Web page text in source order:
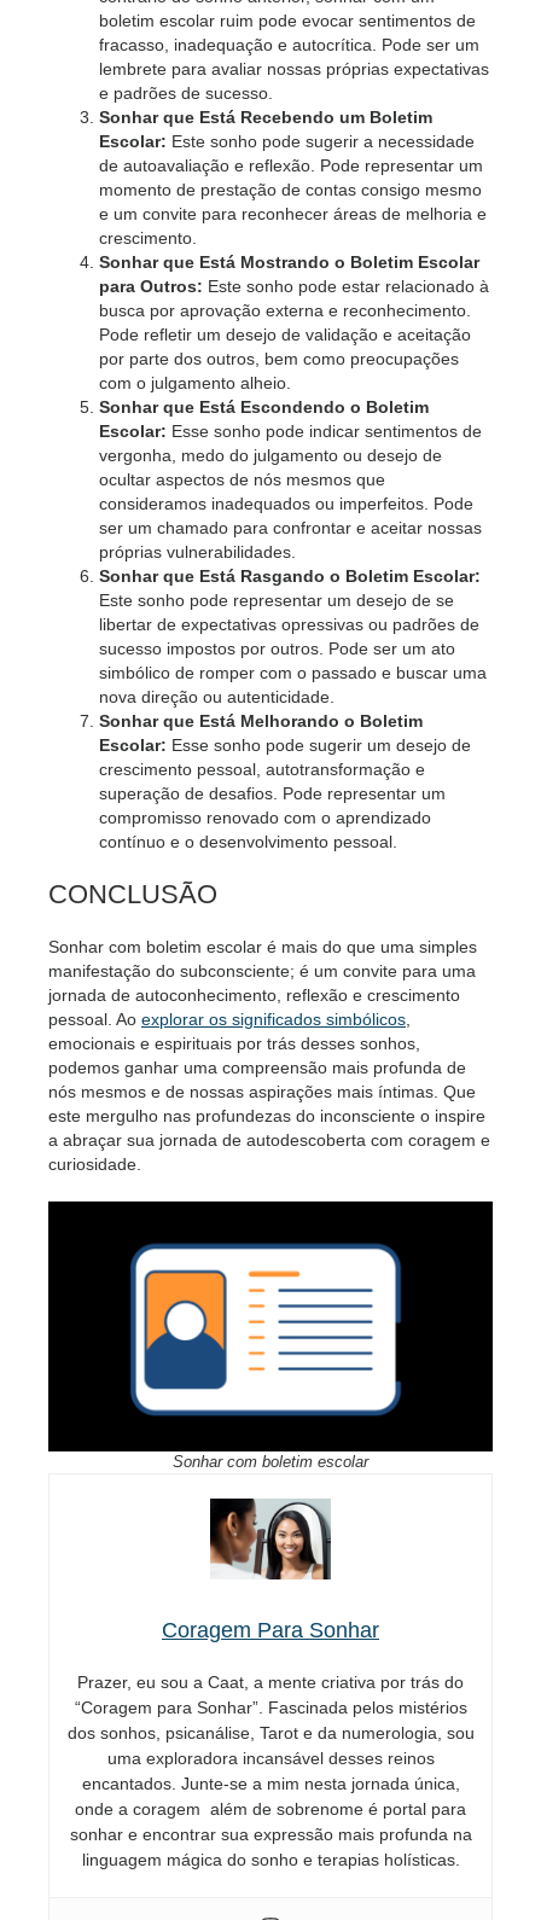
boletim escolar ruim pode evocar sentimentos de
fracasso, inadequação e autocrítica. Pode ser um
lembrete para avaliar nossas próprias expectativas
e padrões de sucesso.
Sonhar que Está Recebendo um Boletim
Escolar: Este sonho pode sugerir a necessidade
de autoavaliação e reflexão. Pode representar um
momento de prestação de contas consigo mesmo
e um convite para reconhecer áreas de melhoria e
crescimento.
Sonhar que Está Mostrando o Boletim Escolar
para Outros: Este sonho pode estar relacionado à
busca por aprovação externa e reconhecimento.
Pode refletir um desejo de validação e aceitação
por parte dos outros, bem como preocupações
com o julgamento alheio.
Sonhar que Está Escondendo o Boletim
Escolar: Esse sonho pode indicar sentimentos de
vergonha, medo do julgamento ou desejo de
ocultar aspectos de nós mesmos que
consideramos inadequados ou imperfeitos. Pode
ser um chamado para confrontar e aceitar nossas
próprias vulnerabilidades.
Sonhar que Está Rasgando o Boletim Escolar:
Este sonho pode representar um desejo de se
libertar de expectativas opressivas ou padrões de
sucesso impostos por outros. Pode ser um ato
simbólico de romper com o passado e buscar uma
nova direção ou autenticidade.
Sonhar que Está Melhorando o Boletim
Escolar: Esse sonho pode sugerir um desejo de
crescimento pessoal, autotransformação e
superação de desafios. Pode representar um
compromisso renovado com o aprendizado
contínuo e o desenvolvimento pessoal.
CONCLUSÃO
Sonhar com boletim escolar é mais do que uma simples
manifestação do subconsciente; é um convite para uma
jornada de autoconhecimento, reflexão e crescimento
pessoal. Ao explorar os significados simbólicos,
emocionais e espirituais por trás desses sonhos,
podemos ganhar uma compreensão mais profunda de
nós mesmos e de nossas aspirações mais íntimas. Que
este mergulho nas profundezas do inconsciente o inspire
a abraçar sua jornada de autodescoberta com coragem e
curiosidade.
Sonhar com boletim escolar
Coragem Para Sonhar
Prazer, eu sou a Caat, a mente criativa por trás do
“Coragem para Sonhar”. Fascinada pelos mistérios
dos sonhos, psicanálise, Tarot e da numerologia, sou
uma exploradora incansável desses reinos
encantados. Junte-se a mim nesta jornada única,
onde a coragem além de sobrenome é portal para
sonhar e encontrar sua expressão mais profunda na
linguagem mágica do sonho e terapias holísticas.